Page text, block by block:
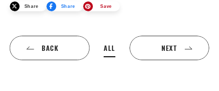
Share Share Save
BACK ALL NEXT